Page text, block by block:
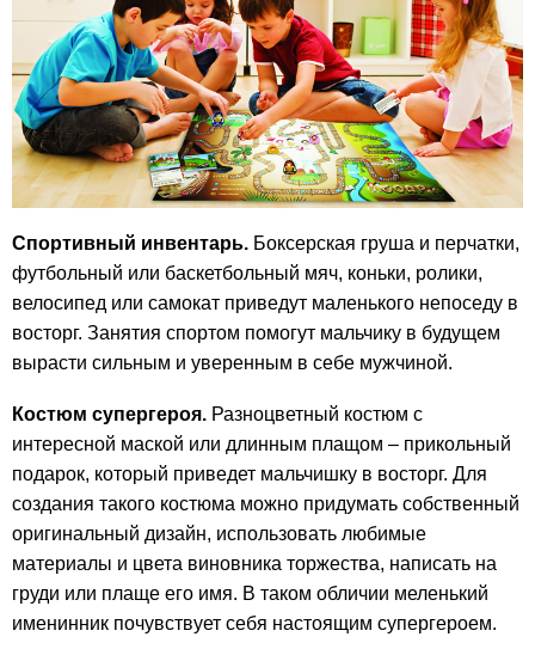
Спортивный инвентарь. Боксерская груша и перчатки,
футбольный или баскетбольный мяч, коньки, ролики,
велосипед или самокат приведут маленького непоседу в
восторг. Занятия спортом помогут мальчику в будущем
вырасти сильным и уверенным в себе мужчиной.
Костюм супергероя. Разноцветный костюм с
интересной маской или длинным плащом – прикольный
подарок, который приведет мальчишку в восторг. Для
создания такого костюма можно придумать собственный
оригинальный дизайн, использовать любимые
материалы и цвета виновника торжества, написать на
груди или плаще его имя. В таком обличии меленький
именинник почувствует себя настоящим супергероем.